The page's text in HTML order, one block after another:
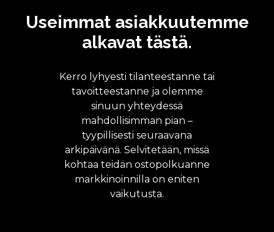
Useimmat asiakkuutemme
alkavat tästä.
Kerro lyhyesti tilanteestanne tai
tavoitteestanne ja olemme
sinuun yhteydessä
mahdollisimman pian –
tyypillisesti seuraavana
arkipäivänä. Selvitetään, missä
kohtaa teidän ostopolkuanne
markkinoinnilla on eniten
vaikutusta.